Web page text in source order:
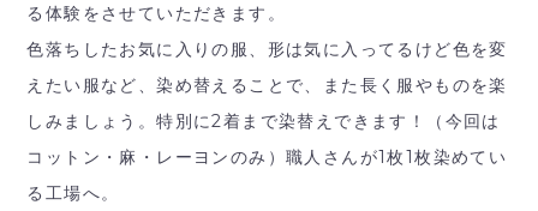
る体験をさせていただきます。
色落ちしたお気に入りの服、形は気に入ってるけど色を変
えたい服など、染め替えることで、また長く服やものを楽
しみましょう。特別に2着まで染替えできます！（今回は
コットン・麻・レーヨンのみ）職人さんが1枚1枚染めてい
る工場へ。